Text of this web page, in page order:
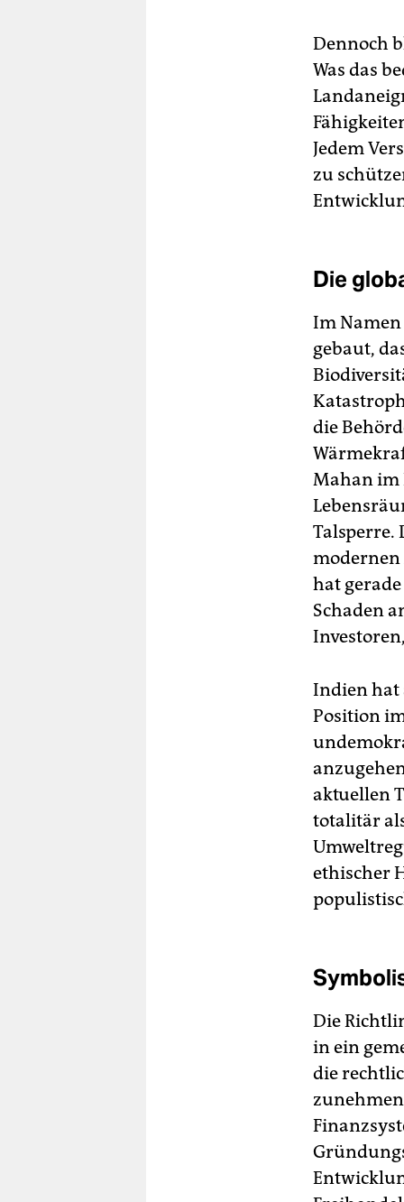
Dennoch
Was das
Jedem
zu
Die
Im
gebaut,
die
Mahan im
Talsperre.
modernen
hat
Schaden
Indien hat
Position
aktuellen
totalitär
ethischer
Die
in ein
die